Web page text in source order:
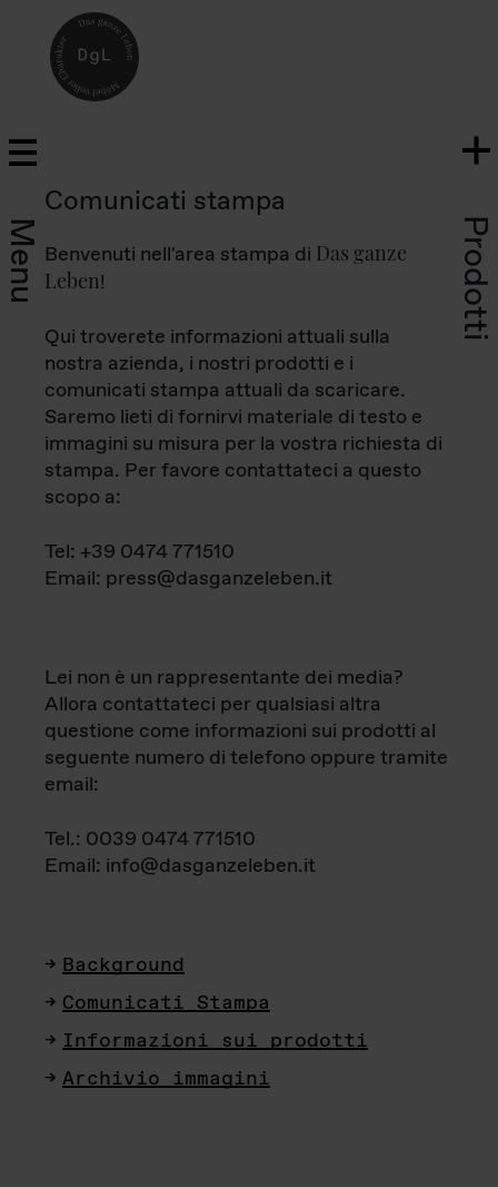
Menu Prodotti
Comunicati stampa
Benvenuti nell'area stampa di Das ganze
Leben!
Qui troverete informazioni attuali sulla
nostra azienda, i nostri prodotti e i
comunicati stampa attuali da scaricare.
Saremo lieti di fornirvi materiale di testo e
immagini su misura per la vostra richiesta di
stampa. Per favore contattateci a questo
scopo a:
Tel: +39 0474 771510
Email: press@dasganzeleben.it
Lei non è un rappresentante dei media?
Allora contattateci per qualsiasi altra
questione come informazioni sui prodotti al
seguente numero di telefono oppure tramite
email:
Tel.: 0039 0474 771510
Email: info@dasganzeleben.it
Background
Comunicati Stampa
Informazioni sui prodotti
Archivio immagini